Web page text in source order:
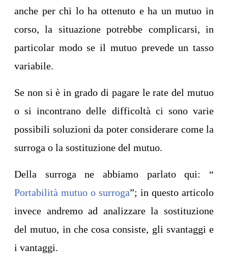
anche per chi lo ha ottenuto e ha un mutuo in
corso, la situazione potrebbe complicarsi, in
particolar modo se il mutuo prevede un tasso
variabile.
Se non si è in grado di pagare le rate del mutuo
o si incontrano delle difficoltà ci sono varie
possibili soluzioni da poter considerare come la
surroga o la sostituzione del mutuo.
Della surroga ne abbiamo parlato qui: “
Portabilità mutuo o surroga”; in questo articolo
invece andremo ad analizzare la sostituzione
del mutuo, in che cosa consiste, gli svantaggi e
i vantaggi.